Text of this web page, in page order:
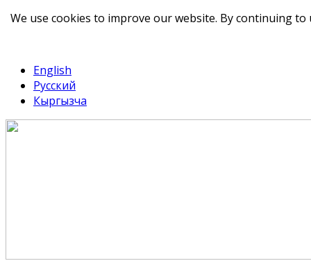
English
Русский
Кыргызча
We use cookies to improve our website. By continuing